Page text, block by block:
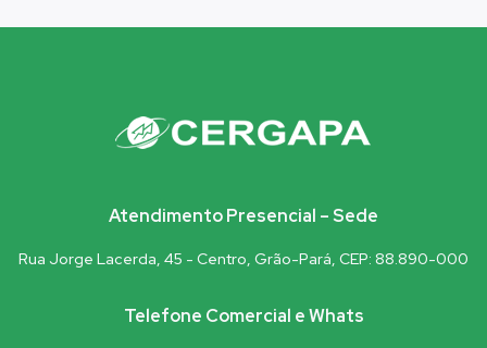
Atendimento Presencial – Sede
Rua Jorge Lacerda, 45 - Centro, Grão-Pará, CEP: 88.890-000
Telefone Comercial e Whats